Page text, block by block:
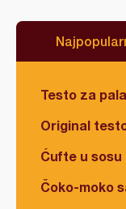
Testo za
Original
Ćufte u sosu
Čoko-moko